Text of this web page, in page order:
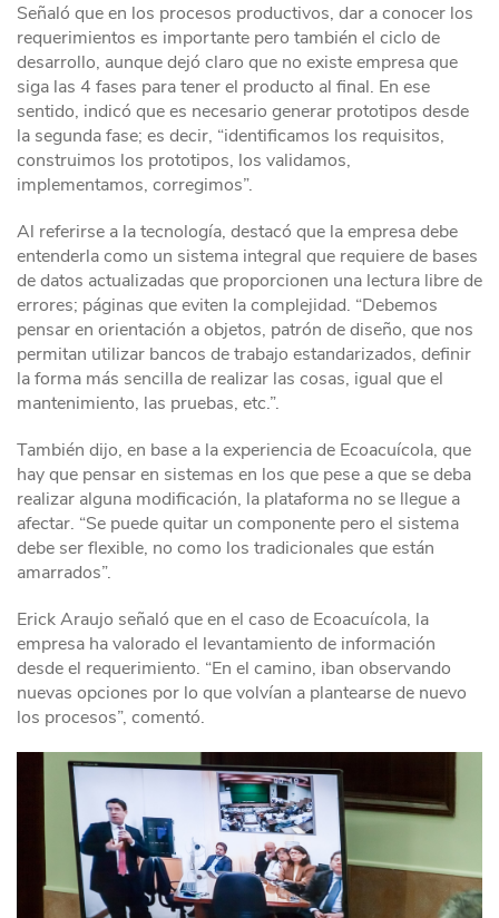
Señaló que en los procesos productivos, dar a conocer los
requerimientos es importante pero también el ciclo de
desarrollo, aunque dejó claro que no existe empresa que
siga las 4 fases para tener el producto al final. En ese
sentido, indicó que es necesario generar prototipos desde
la segunda fase; es decir, “identificamos los requisitos,
construimos los prototipos, los validamos,
implementamos, corregimos”.
Al referirse a la tecnología, destacó que la empresa debe
entenderla como un sistema integral que requiere de bases
de datos actualizadas que proporcionen una lectura libre de
errores; páginas que eviten la complejidad. “Debemos
pensar en orientación a objetos, patrón de diseño, que nos
permitan utilizar bancos de trabajo estandarizados, definir
la forma más sencilla de realizar las cosas, igual que el
mantenimiento, las pruebas, etc.”.
También dijo, en base a la experiencia de Ecoacuícola, que
hay que pensar en sistemas en los que pese a que se deba
realizar alguna modificación, la plataforma no se llegue a
afectar. “Se puede quitar un componente pero el sistema
debe ser flexible, no como los tradicionales que están
amarrados”.
Erick Araujo señaló que en el caso de Ecoacuícola, la
empresa ha valorado el levantamiento de información
desde el requerimiento. “En el camino, iban observando
nuevas opciones por lo que volvían a plantearse de nuevo
los procesos”, comentó.